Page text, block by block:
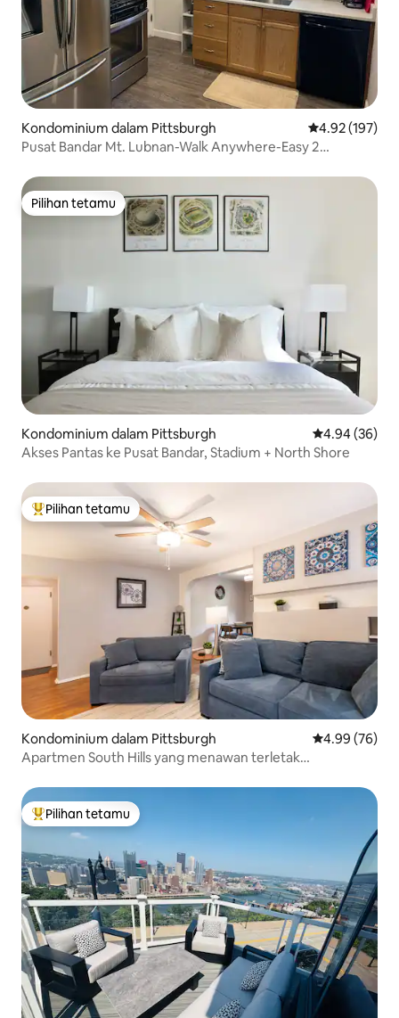
Kondominium dalam Pittsburgh Penarafan
4.92 (197)
Pusat Bandar Mt. Lubnan-Walk Anywhere-Easy 2
Pilihan tetamu
Pilihan tetamu
Kondominium dalam Pittsburgh Penarafan
4.94 (36)
Akses Pantas ke Pusat Bandar, Stadium + North Shore
Pilihan utama tetamu
Pilihan tetamu
Kondominium dalam Pittsburgh Penarafan
4.99 (76)
Apartmen South Hills yang menawan terletak
Pilihan utama tetamu
Pilihan tetamu